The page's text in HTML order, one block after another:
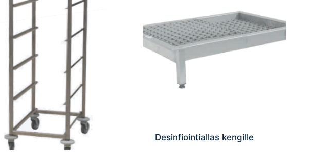
Desinfiointiallas kengille